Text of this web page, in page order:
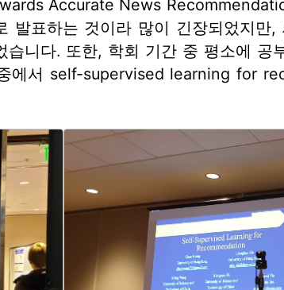
Accurate News
발표하는 것이라 많이 긴장되었지만,
니다. 또한, 학회 기간 중 평소에 공
에서 self-supervised learning for